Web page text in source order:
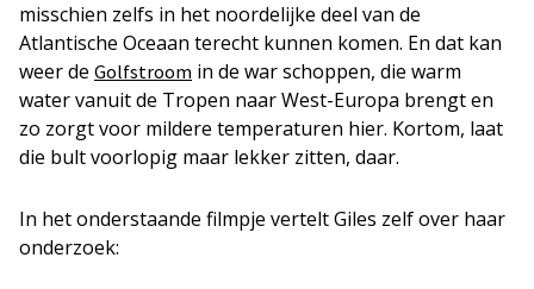
misschien zelfs in het noordelijke deel van de
Atlantische Oceaan terecht kunnen komen. En dat kan
weer de Golfstroom in de war schoppen, die warm
water vanuit de Tropen naar West-Europa brengt en
zo zorgt voor mildere temperaturen hier. Kortom, laat
die bult voorlopig maar lekker zitten, daar.
In het onderstaande filmpje vertelt Giles zelf over haar
onderzoek: